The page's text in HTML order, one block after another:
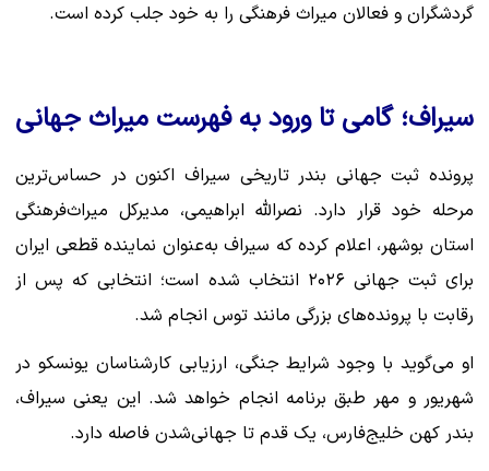
گردشگران و فعالان میراث فرهنگی را به خود جلب کرده است.
سیراف؛ گامی تا ورود به فهرست میراث جهانی
پرونده ثبت جهانی بندر تاریخی سیراف اکنون در حساس‌ترین
مرحله خود قرار دارد. نصرالله ابراهیمی، مدیرکل میراث‌فرهنگی
استان بوشهر، اعلام کرده که سیراف به‌عنوان نماینده قطعی ایران
برای ثبت جهانی ۲۰۲۶ انتخاب شده است؛ انتخابی که پس از
رقابت با پرونده‌های بزرگی مانند توس انجام شد.
او می‌گوید با وجود شرایط جنگی، ارزیابی کارشناسان یونسکو در
شهریور و مهر طبق برنامه انجام خواهد شد. این یعنی سیراف،
بندر کهن خلیج‌فارس، یک قدم تا جهانی‌شدن فاصله دارد.